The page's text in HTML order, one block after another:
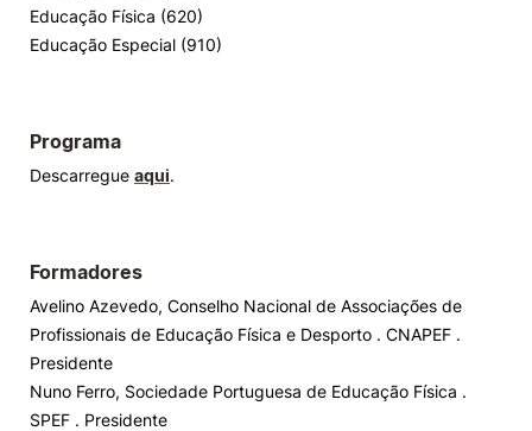
Educação Física (620)
Educação Especial (910)
Programa
Descarregue aqui.
Formadores
Avelino Azevedo, Conselho Nacional de Associações de
Profissionais de Educação Física e Desporto . CNAPEF .
Presidente
Nuno Ferro, Sociedade Portuguesa de Educação Física .
SPEF . Presidente